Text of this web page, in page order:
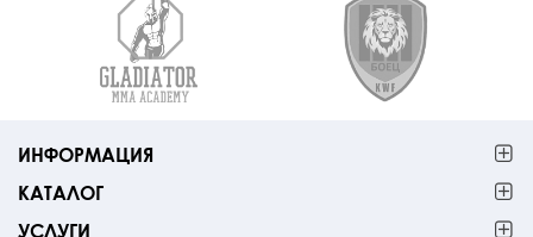
ИНФОРМАЦИЯ
КАТАЛОГ
УСЛУГИ